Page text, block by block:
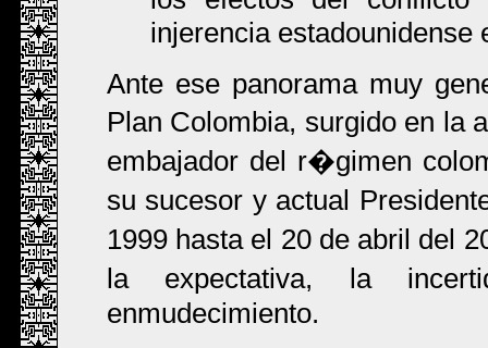
injerencia estadounidense
Ante ese panorama muy
Plan Colombia, surgido en
embajador del r�gimen
su sucesor y actual
1999 hasta el 20 de abril del
la expectativa, la
enmudecimiento.